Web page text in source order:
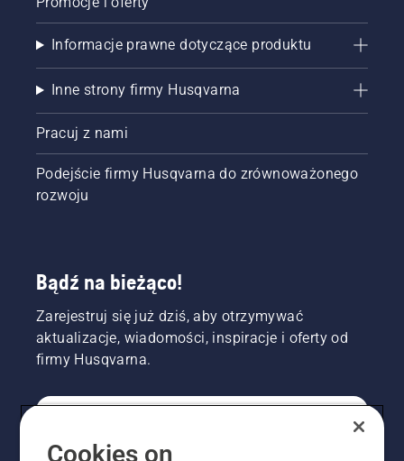
Informacje prawne dotyczące produktu
Inne strony firmy Husqvarna
Pracuj z nami
Podejście firmy Husqvarna do zrównoważonego
rozwoju
Bądź na bieżąco!
Zarejestruj się już dziś, aby otrzymywać
aktualizacje, wiadomości, inspiracje i oferty od
firmy Husqvarna.
Cookies on